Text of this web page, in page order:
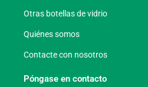
Otras botellas de vidrio
Quiénes somos
Contacte con nosotros
Póngase en contacto